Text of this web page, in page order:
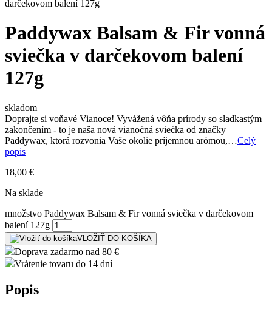
Paddywax Balsam & Fir vonná
sviečka v darčekovom balení
127g
skladom
Doprajte si voňavé Vianoce! Vyvážená vôňa prírody so sladkastým
zakončením - to je naša nová vianočná sviečka od značky
Paddywax, ktorá rozvonia Vaše okolie príjemnou arómou,…Celý
popis
18,00 €
Na sklade
množstvo Paddywax Balsam & Fir vonná sviečka v darčekovom
balení 127g
VLOŽIŤ DO KOŠÍKA
Doprava zadarmo nad 80 €
Vrátenie tovaru do 14 dní
Popis